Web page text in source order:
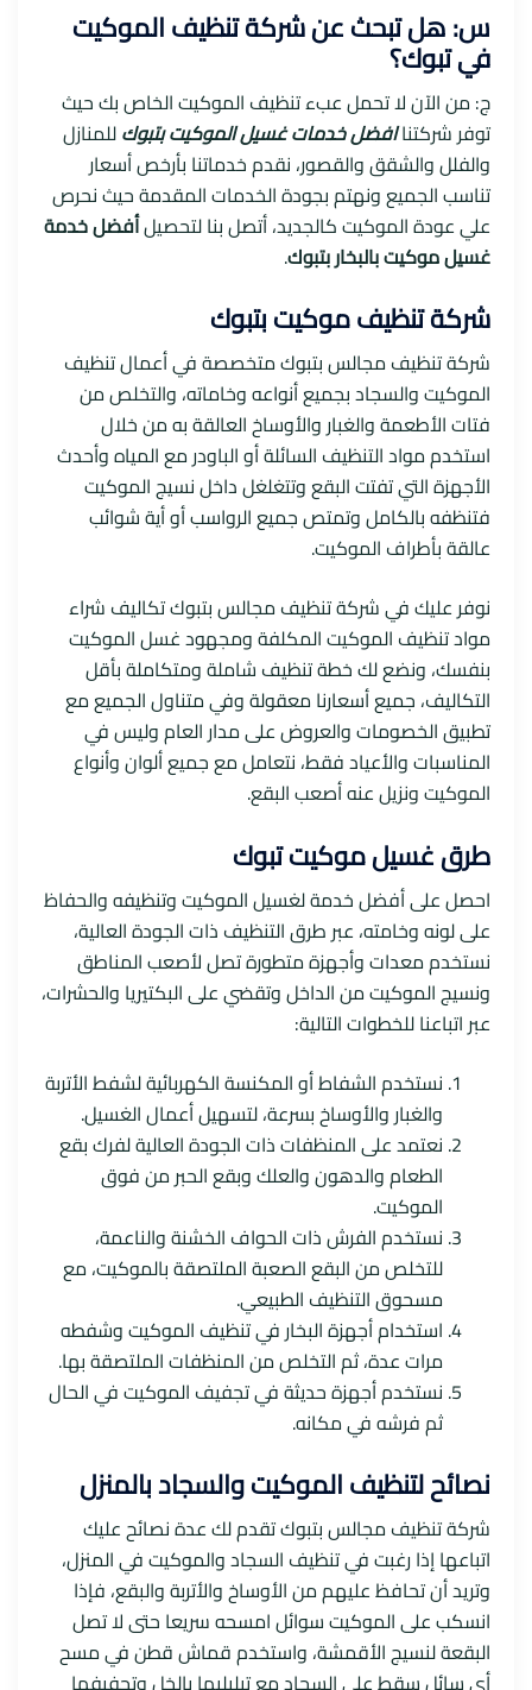
س: هل تبحث عن شركة تنظيف الموكيت
في تبوك؟
ج: من الآن لا تحمل عبء تنظيف الموكيت الخاص بك حيث
توفر شركتناافضل خدمات غسيل الموكيت بتبوكللمنازل
والفلل والشقق والقصور، نقدم خدماتنا بأرخص أسعار
تناسب الجميع ونهتم بجودة الخدمات المقدمة حيث نحرص
علي عودة الموكيت كالجديد، أتصل بنا لتحصيلأفضل خدمة
غسيل موكيت بالبخار بتبوك.
شركة تنظيف موكيت بتبوك
شركة تنظيف مجالس بتبوك متخصصة في أعمال تنظيف
الموكيت والسجاد بجميع أنواعه وخاماته، والتخلص من
فتات الأطعمة والغبار والأوساخ العالقة به من خلال
استخدم مواد التنظيف السائلة أو الباودر مع المياه وأحدث
الأجهزة التي تفتت البقع وتتغلغل داخل نسيج الموكيت
فتنظفه بالكامل وتمتص جميع الرواسب أو أية شوائب
عالقة بأطراف الموكيت.
نوفر عليك في شركة تنظيف مجالس بتبوك تكاليف شراء
مواد تنظيف الموكيت المكلفة ومجهود غسل الموكيت
بنفسك، ونضع لك خطة تنظيف شاملة ومتكاملة بأقل
التكاليف، جميع أسعارنا معقولة وفي متناول الجميع مع
تطبيق الخصومات والعروض على مدار العام وليس في
المناسبات والأعياد فقط، نتعامل مع جميع ألوان وأنواع
الموكيت ونزيل عنه أصعب البقع.
طرق غسيل موكيت تبوك
احصل على أفضل خدمة لغسيل الموكيت وتنظيفه والحفاظ
على لونه وخامته، عبر طرق التنظيف ذات الجودة العالية،
نستخدم معدات وأجهزة متطورة تصل لأصعب المناطق
ونسيج الموكيت من الداخل وتقضي على البكتيريا والحشرات،
عبر اتباعنا للخطوات التالية:
نستخدم الشفاط أو المكنسة الكهربائية لشفط الأتربة
والغبار والأوساخ بسرعة، لتسهيل أعمال الغسيل.
نعتمد على المنظفات ذات الجودة العالية لفرك بقع
الطعام والدهون والعلك وبقع الحبر من فوق
الموكيت.
نستخدم الفرش ذات الحواف الخشنة والناعمة،
للتخلص من البقع الصعبة الملتصقة بالموكيت، مع
مسحوق التنظيف الطبيعي.
استخدام أجهزة البخار في تنظيف الموكيت وشفطه
مرات عدة، ثم التخلص من المنظفات الملتصقة بها.
نستخدم أجهزة حديثة في تجفيف الموكيت في الحال
ثم فرشه في مكانه.
نصائح لتنظيف الموكيت والسجاد بالمنزل
شركة تنظيف مجالس بتبوك تقدم لك عدة نصائح عليك
اتباعها إذا رغبت في تنظيف السجاد والموكيت في المنزل،
وتريد أن تحافظ عليهم من الأوساخ والأتربة والبقع، فإذا
انسكب على الموكيت سوائل امسحه سريعا حتى لا تصل
البقعة لنسيج الأقمشة، واستخدم قماش قطن في مسح
أي سائل سقط على السجاد مع تبليليها بالخل وتجفيفها